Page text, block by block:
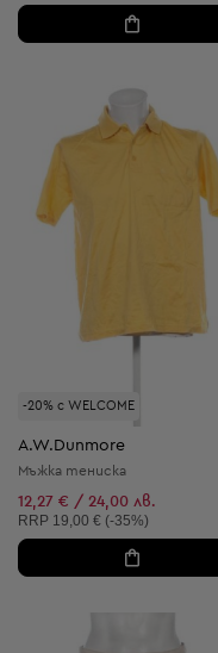
-20% с WELCOME
A.W.Dunmore
Мъжка тениска
12,27 € / 24,00 лв.
Препоръчителна цена:
RRP 19,00 € (-35%)